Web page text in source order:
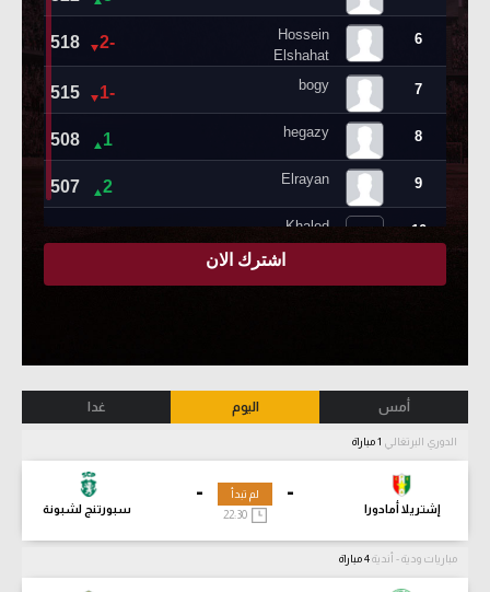
أمس اليوم غدا
الدوري البرتغالي
-
إشتريلا أمادورا
-
سبورتنج لشبونة
لم تبدأ
مباريات ودية - أندية